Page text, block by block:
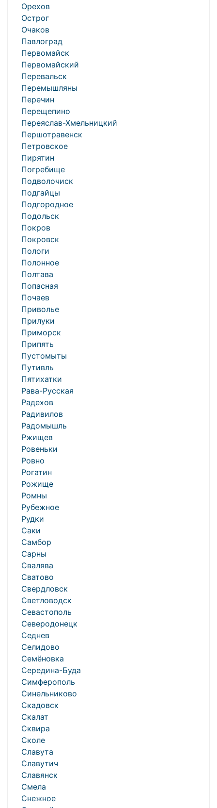
Орехов
Острог
Очаков
Павлоград
Первомайск
Первомайский
Перевальск
Перемышляны
Перечин
Перещепино
Переяслав-Хмельницкий
Першотравенск
Петровское
Пирятин
Погребище
Подволочиск
Подгайцы
Подгородное
Подольск
Покров
Покровск
Пологи
Полонное
Полтава
Попасная
Почаев
Приволье
Прилуки
Приморск
Припять
Пустомыты
Путивль
Пятихатки
Рава-Русская
Радехов
Радивилов
Радомышль
Ржищев
Ровеньки
Ровно
Рогатин
Рожище
Ромны
Рубежное
Рудки
Саки
Самбор
Сарны
Свалява
Сватово
Свердловск
Светловодск
Севастополь
Северодонецк
Седнев
Селидово
Семёновка
Середина-Буда
Симферополь
Синельниково
Скадовск
Скалат
Сквира
Сколе
Славута
Славутич
Славянск
Смела
Снежное